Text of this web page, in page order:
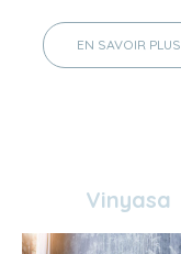
EN SAVOIR PLUS
Vinyasa